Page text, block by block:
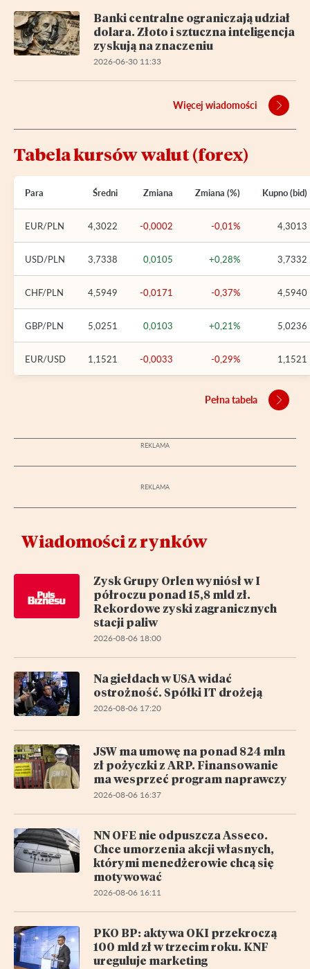
Banki centralne ograniczają udział
dolara. Złoto i sztuczna inteligencja
zyskują na znaczeniu
2026-06-30 11:33
Więcej wiadomości
Tabela kursów walut (forex)
Para Średni Zmiana Zmiana (%) Kupno (bid)
EUR/PLN 4,3022 -0,0002 -0,01% 4,3013
USD/PLN 3,7338 0,0105 +0,28% 3,7332
CHF/PLN 4,5949 -0,0171 -0,37% 4,5940
GBP/PLN 5,0251 0,0103 +0,21% 5,0236
EUR/USD 1,1521 -0,0033 -0,29% 1,1521
Pełna tabela
Wiadomości z rynków
Zysk Grupy Orlen wyniósł w I
półroczu ponad 15,8 mld zł.
Rekordowe zyski zagranicznych
stacji paliw
2026-08-06 18:00
Na giełdach w USA widać
ostrożność. Spółki IT drożeją
2026-08-06 17:20
JSW ma umowę na ponad 824 mln
zł pożyczki z ARP. Finansowanie
ma wesprzeć program naprawczy
2026-08-06 16:37
NN OFE nie odpuszcza Asseco.
Chce umorzenia akcji własnych,
którymi menedżerowie chcą się
motywować
2026-08-06 16:11
PKO BP: aktywa OKI przekroczą
100 mld zł w trzecim roku. KNF
ureguluje marketing